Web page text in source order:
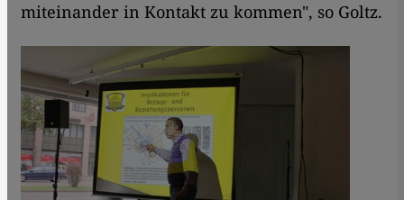
miteinander in Kontakt zu kommen", so Goltz.